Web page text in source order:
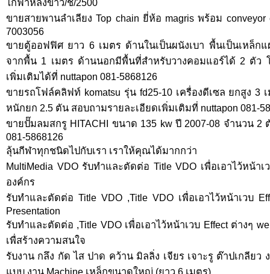
ไก่ฟ้าหลังขาว/ช/2500
ขายสายพานลำเลียง Top chain ยี่ห้อ magris พร้อม conveyor
7003056
ขายตู้ออฟฟิศ ยาว 6 เมตร ด้านในเป็นผนังเบา พื้นเป็นเหล็กแ
จากพื้น 1 เมตร ด้านนอกมีพื้นที่สำหรับวางคอมแอร์ได้ 2 ตัว
เพิ่มเติมได้ที่ nuttapon 081-5868126
ขายรถโฟล์คลิฟท์ komatsu รุ่น fd25-10 เครื่องดีเซล ยกสูง 3
หนักยก 2.5 ตัน สอบถามรายละเอียดเพิ่มเติมที่ nuttapon 081-
ขายปั๊มลมสกรู HITACHI ขนาด 135 kw ปี 2007-08 จำนวน 2
081-5868126
ลุ้นกีฬาทุกชนิดไปกับเรา เราให้คุณได้มากกว่า
MultiMedia VDO รับทำและตัดต่อ Title VDO เพื่อเอาไว้หน้าเ
องค์กร
รับทำและตัดต่อ Title VDO ,Title VDO เพื่อเอาไว้หน้าเวบ
Presentation
รับทำและตัดต่อ ,Title VDO เพื่อเอาไว้หน้าเวบ Effect ต่างๆ
เพื่สร้างความสนใจ
รับงาน กลึง กัด ไส ปาด คว้าน มิลลิ่ง เจียร เจาะรู ต๊าปเกลียว
แบบ งาน Machine เหล็กขนาดใหญ่ (ยาว 6 เมตร)